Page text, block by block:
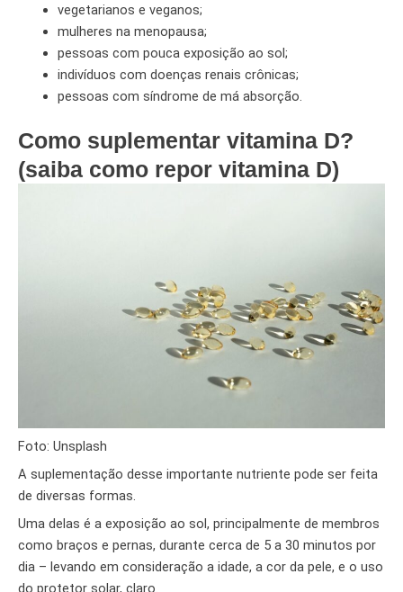
vegetarianos e veganos;
mulheres na menopausa;
pessoas com pouca exposição ao sol;
indivíduos com doenças renais crônicas;
pessoas com síndrome de má absorção.
Como suplementar vitamina D?
(saiba como repor vitamina D)
Foto: Unsplash
A suplementação desse importante nutriente pode ser feita
de diversas formas.
Uma delas é a exposição ao sol, principalmente de membros
como braços e pernas, durante cerca de 5 a 30 minutos por
dia – levando em consideração a idade, a cor da pele, e o uso
do protetor solar, claro.